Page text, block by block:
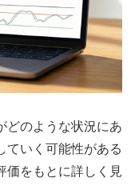
どのような状況にあ
ていく可能性がある
価をもとに詳しく見